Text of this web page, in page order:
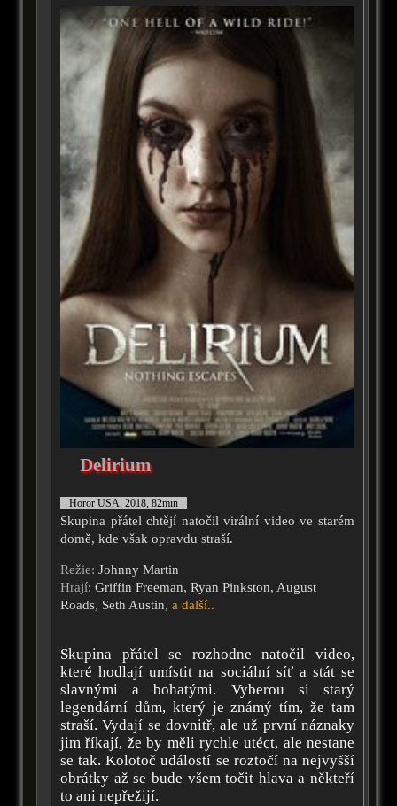
Delirium
Horor USA, 2018, 82min
Skupina přátel chtějí natočil virální video ve starém
domě, kde však opravdu straší.
Režie: Johnny Martin
Hrají: Griffin Freeman, Ryan Pinkston, August
Roads, Seth Austin, a další..
Skupina přátel se rozhodne natočil video,
které hodlají umístit na sociální síť a stát se
slavnými a bohatými. Vyberou si starý
legendární dům, který je známý tím, že tam
straší. Vydají se dovnitř, ale už první náznaky
jim říkají, že by měli rychle utéct, ale nestane
se tak. Kolotoč událostí se roztočí na nejvyšší
obrátky až se bude všem točit hlava a někteří
to ani nepřežijí.